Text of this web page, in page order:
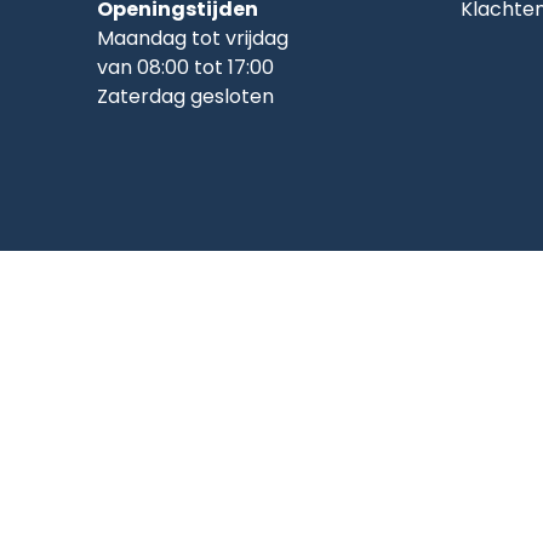
Openingstijden
Maandag tot vrijdag
van 08:00 tot 17:00
Zaterdag gesloten